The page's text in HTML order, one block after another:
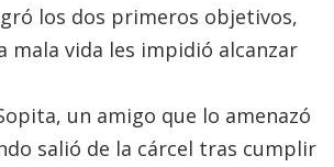
los dos primeros objetivos,
mala vida les impidió alcanzar
un amigo que lo amenazó
salió de la cárcel tras cumplir